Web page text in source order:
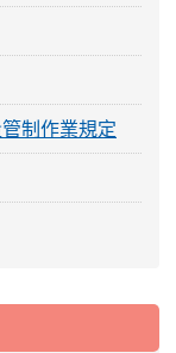
制作業規定